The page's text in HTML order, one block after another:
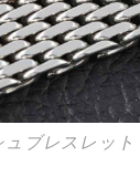
ブレスレット